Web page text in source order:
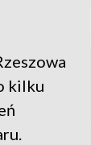
kilku